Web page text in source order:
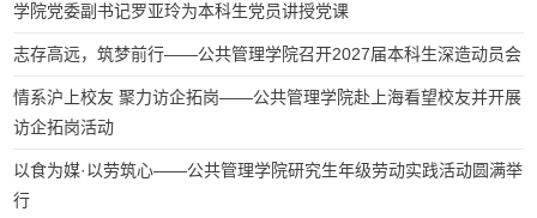
学院党委副书记罗亚玲为本科生党员讲授党课
志存高远，筑梦前行——公共管理学院召开2027届本科生深造动员会
情系沪上校友 聚力访企拓岗——公共管理学院赴上海看望校友并开展
访企拓岗活动
以食为媒·以劳筑心——公共管理学院研究生年级劳动实践活动圆满举
行